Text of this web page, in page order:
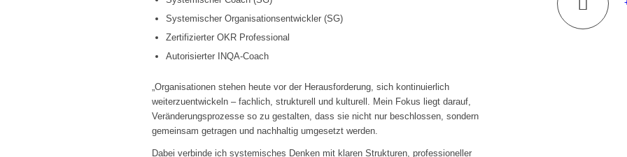
Systemischer Organisationsentwickler (SG)
Zertifizierter OKR Professional
Autorisierter INQA-Coach
„Organisationen stehen heute vor der Herausforderung, sich kontinuierlich
weiterzuentwickeln – fachlich, strukturell und kulturell. Mein Fokus liegt darauf,
Veränderungsprozesse so zu gestalten, dass sie nicht nur beschlossen, sondern
gemeinsam getragen und nachhaltig umgesetzt werden.
Dabei verbinde ich systemisches Denken mit klaren Strukturen, professioneller